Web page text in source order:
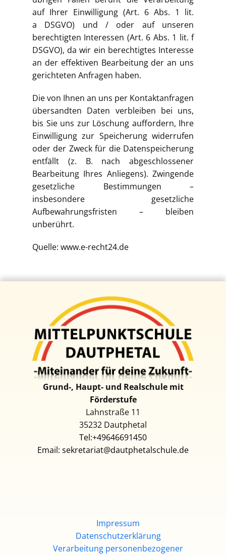
auf Ihrer Einwilligung (Art. 6 Abs. 1 lit.
a DSGVO) und / oder auf unseren
berechtigten Interessen (Art. 6 Abs. 1 lit. f
DSGVO), da wir ein berechtigtes Interesse
an der effektiven Bearbeitung der an uns
gerichteten Anfragen haben.
Die von Ihnen an uns per Kontaktanfragen
übersandten Daten verbleiben bei uns,
bis Sie uns zur Löschung auffordern, Ihre
Einwilligung zur Speicherung widerrufen
oder der Zweck für die Datenspeicherung
entfällt (z. B. nach abgeschlossener
Bearbeitung Ihres Anliegens). Zwingende
gesetzliche Bestimmungen –
insbesondere gesetzliche
Aufbewahrungsfristen – bleiben
unberührt.
Quelle: www.e-recht24.de
Grund-, Haupt- und Realschul​e mit
Förderstufe
Lahnstraße 11
35232 D​autphetal
Tel:+49646691450
Email: sekretariat@dautphetalschule.de
Impressum
Datenschutzerklärung
Verarbeitung personenbezogener